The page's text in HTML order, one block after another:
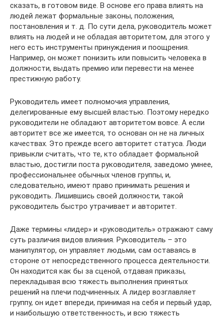
сказать, в готовом виде. В основе его права влиять на
людей лежат формальные законы, положения,
постановления и т. д. По сути дела, руководитель может
влиять на людей и не обладая авторитетом, для этого у
него есть инструменты принуждения и поощрения.
Например, он может понизить или повысить человека в
должности, выдать премию или перевести на менее
престижную работу.
Руководитель имеет полномочия управления,
делегированные ему высшей властью. Поэтому нередко
руководители не обладают авторитетом вовсе. А если
авторитет все же имеется, то основан он не на личных
качествах. Это прежде всего авторитет статуса. Люди
привыкли считать, что те, кто обладает формальной
властью, достигли поста руководителя, заведомо умнее,
профессиональнее обычных членов группы, и,
следовательно, имеют право принимать решения и
руководить. Лишившись своей должности, такой
руководитель быстро утрачивает и авторитет.
Даже термины «лидер» и «руководитель» отражают саму
суть различия видов влияния. Руководитель – это
манипулятор, он управляет людьми, сам оставаясь в
стороне от непосредственного процесса деятельности.
Он находится как бы за сценой, отдавая приказы,
перекладывая всю тяжесть выполнения принятых
решений на плечи подчиненных. А лидер возглавляет
группу, он идет впереди, принимая на себя и первый удар,
и наибольшую ответственность, и всю тяжесть